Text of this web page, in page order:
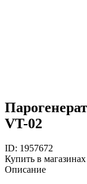
VT-02
ID: 1957672
Купить в магазинах
Описание